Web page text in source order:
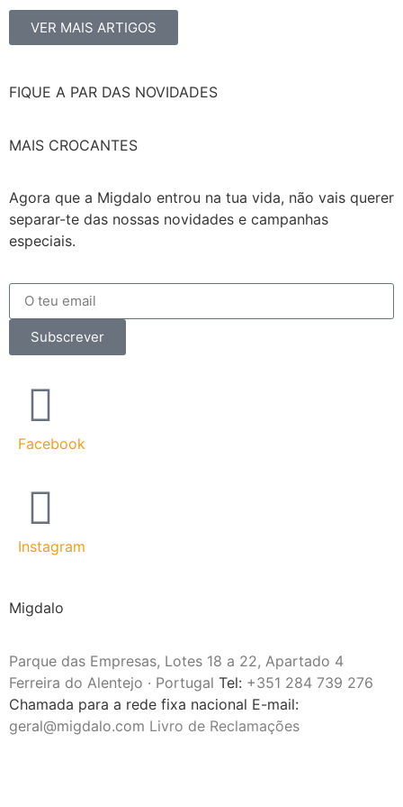
VER MAIS ARTIGOS
FIQUE A PAR DAS NOVIDADES
MAIS CROCANTES
Agora que a Migdalo entrou na tua vida, não vais querer
separar-te das nossas novidades e campanhas
especiais.
Subscrever
Facebook
Instagram
Migdalo
Parque das Empresas, Lotes 18 a 22, Apartado 4
Ferreira do Alentejo · Portugal Tel: +351 284 739 276
Chamada para a rede fixa nacional E-mail:
geral@migdalo.com Livro de Reclamações